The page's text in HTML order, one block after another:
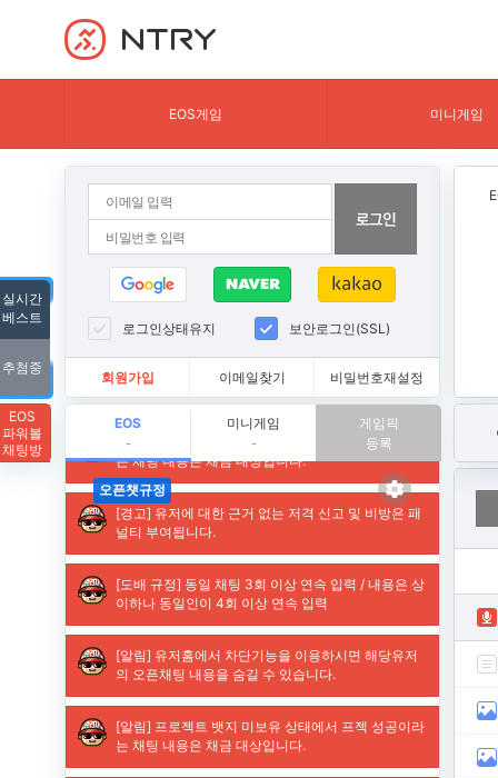
NTRY
EOS게임 미니게임
로그인상태유지 보안로그인(SSL)
회원가입 이메일찾기 비밀번호재설정
EOS
-
미니게임
-
게임픽
등록
실시간
베스트
추첨중
EOS
파워볼
채팅방